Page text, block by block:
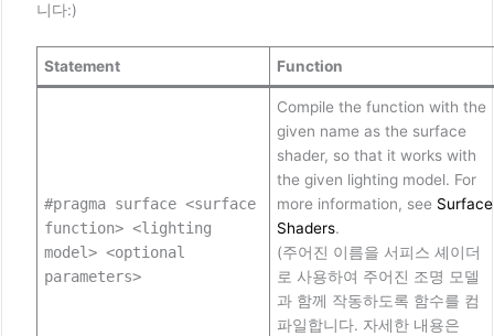
니다:)
Statement Function
#pragma surface <surface
function> <lighting
model> <optional
parameters>
Compile the function with the
given name as the surface
shader, so that it works with
the given lighting model. For
more information, see Surface
Shaders.
(주어진 이름을 서피스 셰이더
로 사용하여 주어진 조명 모델
과 함께 작동하도록 함수를 컴
파일합니다. 자세한 내용은